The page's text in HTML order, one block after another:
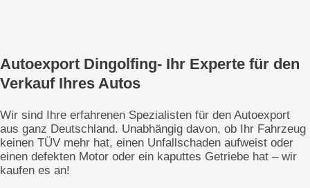
Autoexport Dingolfing- Ihr Experte für den
Verkauf Ihres Autos
Wir sind Ihre erfahrenen Spezialisten für den Autoexport
aus ganz Deutschland. Unabhängig davon, ob Ihr Fahrzeug
keinen TÜV mehr hat, einen Unfallschaden aufweist oder
einen defekten Motor oder ein kaputtes Getriebe hat – wir
kaufen es an!